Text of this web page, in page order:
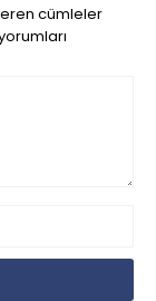
cümleler